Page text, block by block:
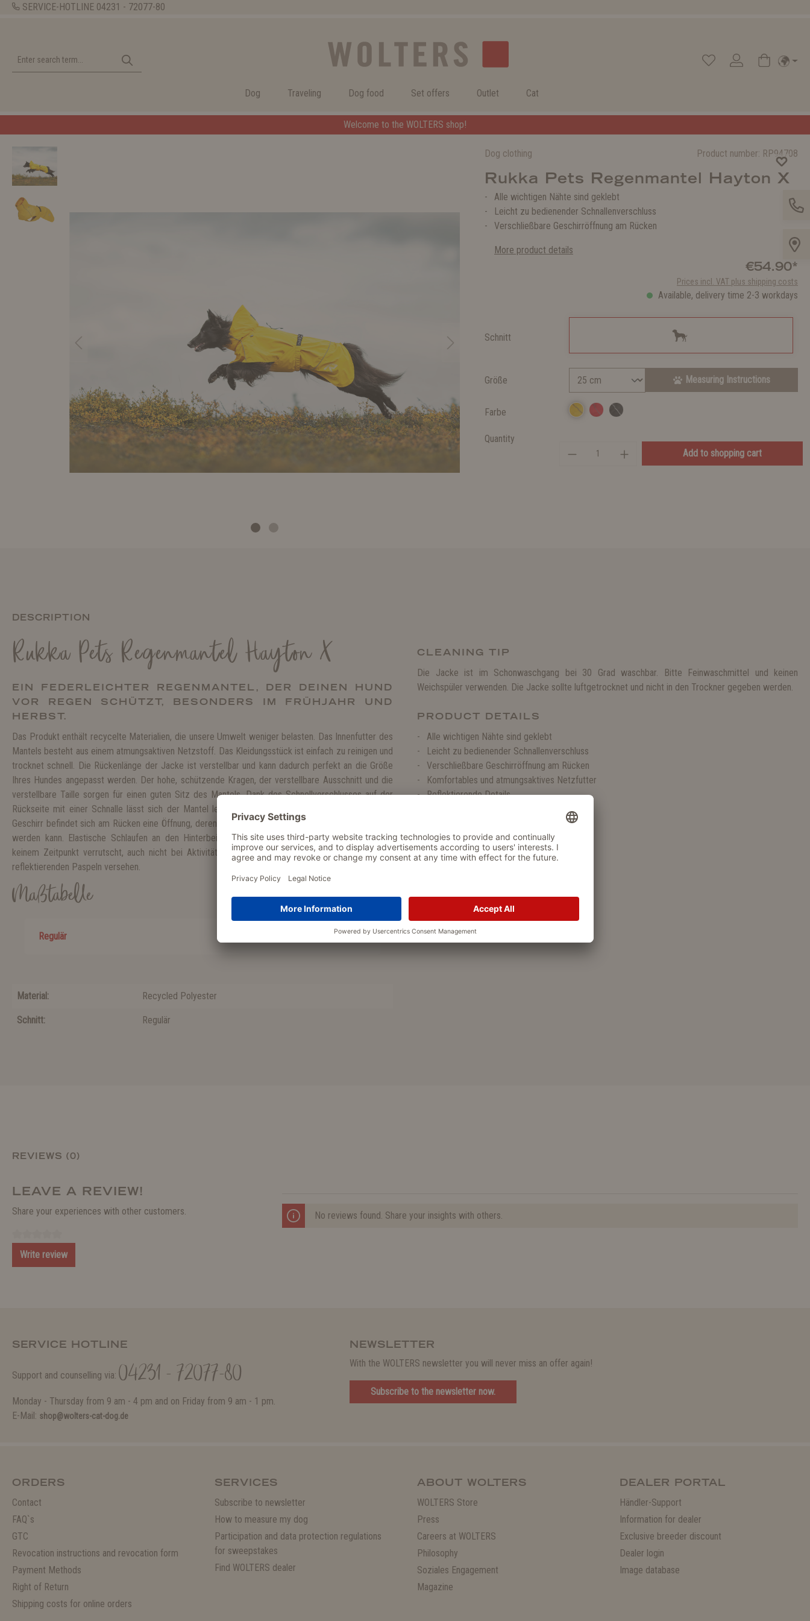
SERVICE-HOTLINE 04231 - 72077-80
Dog Traveling Dog food Set offers Outlet Cat
Dog clothing
Product number: RP94708
Rukka Pets Regenmantel Hayton X
Alle wichtigen Nähte sind geklebt
Leicht zu bedienender Schnallenverschluss
Verschließbare Geschirröffnung am Rücken
More product details
€54.90*
Prices incl. VAT plus shipping costs
Available, delivery time 2-3 workdays
Schnitt
Größe Measuring Instructions
Farbe
Quantity
Add to shopping cart
DESCRIPTION
Rukka Pets Regenmantel Hayton X
EIN FEDERLEICHTER REGENMANTEL, DER DEINEN HUND
VOR REGEN SCHÜTZT, BESONDERS IM FRÜHJAHR UND
HERBST.
Das Produkt enthält recycelte Materialien, die unsere Umwelt weniger belasten. Das Innenfutter des
Mantels besteht aus einem atmungsaktiven Netzstoff. Das Kleidungsstück ist einfach zu reinigen und
trocknet schnell. Die Rückenlänge der Jacke ist verstellbar und kann dadurch perfekt an die Größe
Ihres Hundes angepasst werden. Der hohe, schützende Kragen, der verstellbare Ausschnitt und die
verstellbare Taille sorgen für einen guten Sitz des Mantels. Dank des Schnellverschlusses auf der
Rückseite mit einer Schnalle lässt sich der Mantel leicht anziehen. Zur Befestigung der Leine am
Geschirr befindet sich am Rücken eine Öffnung, deren Reißverschluss in beiden Richtungen geöffnet
werden kann. Elastische Schlaufen an den Hinterbeinen sorgen dafür, dass der Regenmantel zu
keinem Zeitpunkt verrutscht, auch nicht bei Aktivitäten mit höherer Intensität. Der Mantel ist mit
reflektierenden Paspeln versehen.
Maßtabelle
Regulär
Material: Recycled Polyester
Schnitt: Regulär
CLEANING TIP
Die Jacke ist im Schonwaschgang bei 30 Grad waschbar. Bitte Feinwaschmittel und keinen
Weichspüler verwenden. Die Jacke sollte luftgetrocknet und nicht in den Trockner gegeben werden.
PRODUCT DETAILS
Alle wichtigen Nähte sind geklebt
Leicht zu bedienender Schnallenverschluss
Verschließbare Geschirröffnung am Rücken
Komfortables und atmungsaktives Netzfutter
Reflektierende Details
Anpassbare Rückenlänge
Federleicht und angenehm zu tragen
REVIEWS (0)
LEAVE A REVIEW!
Share your experiences with other customers.
Write review
No reviews found. Share your insights with others.
SERVICE HOTLINE
Support and counselling via: 04231 - 72077-80
Monday - Thursday from 9 am - 4 pm and on Friday from 9 am - 1 pm.
E-Mail: shop@wolters-cat-dog.de
NEWSLETTER
With the WOLTERS newsletter you will never miss an offer again!
Subscribe to the newsletter now.
ORDERS
Contact
FAQ`s
GTC
Revocation instructions and revocation form
Payment Methods
Right of Return
Shipping costs for online orders
SERVICES
Subscribe to newsletter
How to measure my dog
Participation and data protection regulations
for sweepstakes
Find WOLTERS dealer
ABOUT WOLTERS
WOLTERS Store
Press
Careers at WOLTERS
Philosophy
Soziales Engagement
Magazine
DEALER PORTAL
Händler-Support
Information for dealer
Exclusive breeder discount
Dealer login
Image database